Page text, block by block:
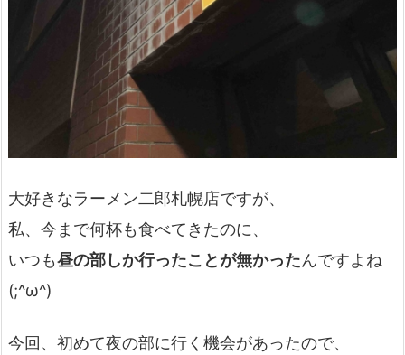
大好きなラーメン二郎札幌店ですが、
私、今まで何杯も食べてきたのに、
いつも昼の部しか行ったことが無かったんですよね
(;^ω^)
今回、初めて夜の部に行く機会があったので、